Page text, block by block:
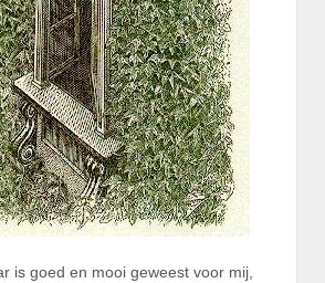
is goed en mooi geweest voor mij,